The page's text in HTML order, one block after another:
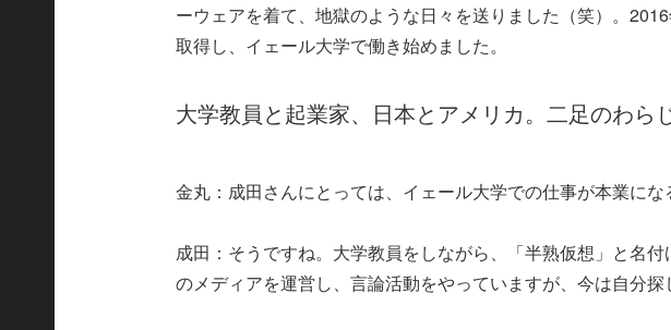
ーウェアを着て、地獄のような日々を送りました（笑）。
取得し、イェール大学で働き始めました。
大学教員と起業家、日本とアメリカ。二足のわら
金丸：成田さんにとっては、イェール大学での仕事が本業にな
成田：そうですね。大学教員をしながら、「半熟仮想」と名
のメディアを運営し、言論活動をやっていますが、今は自分探